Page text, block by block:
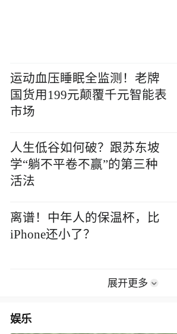
运动血压睡眠全监测！老牌
国货用199元颠覆千元智能表
市场
人生低谷如何破？跟苏东坡
学“躺不平卷不赢”的第三种
活法
离谱！中年人的保温杯，比
iPhone还小了？
展开更多
娱乐